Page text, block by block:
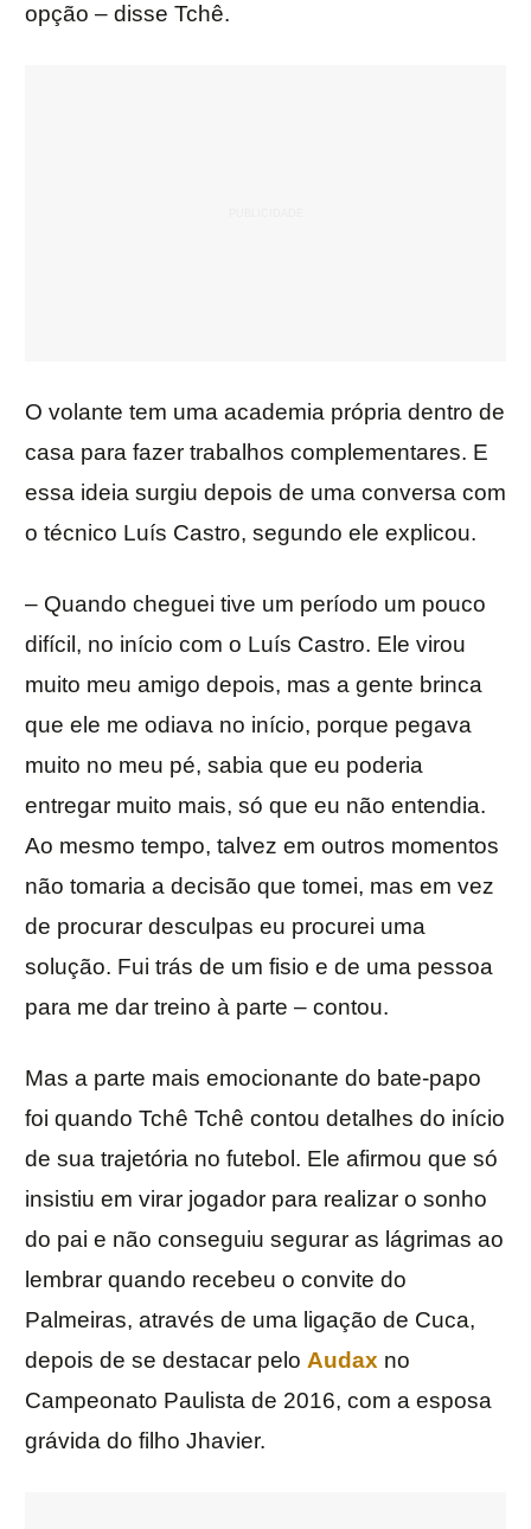
opção – disse Tchê.
O volante tem uma academia própria dentro de
casa para fazer trabalhos complementares. E
essa ideia surgiu depois de uma conversa com
o técnico Luís Castro, segundo ele explicou.
– Quando cheguei tive um período um pouco
difícil, no início com o Luís Castro. Ele virou
muito meu amigo depois, mas a gente brinca
que ele me odiava no início, porque pegava
muito no meu pé, sabia que eu poderia
entregar muito mais, só que eu não entendia.
Ao mesmo tempo, talvez em outros momentos
não tomaria a decisão que tomei, mas em vez
de procurar desculpas eu procurei uma
solução. Fui trás de um fisio e de uma pessoa
para me dar treino à parte – contou.
Mas a parte mais emocionante do bate-papo
foi quando Tchê Tchê contou detalhes do início
de sua trajetória no futebol. Ele afirmou que só
insistiu em virar jogador para realizar o sonho
do pai e não conseguiu segurar as lágrimas ao
lembrar quando recebeu o convite do
Palmeiras, através de uma ligação de Cuca,
depois de se destacar pelo Audax no
Campeonato Paulista de 2016, com a esposa
grávida do filho Jhavier.